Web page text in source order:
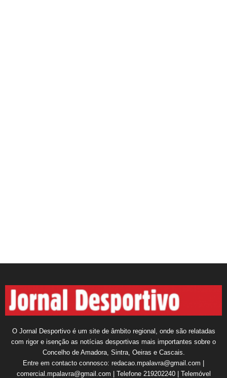
O Jornal Desportivo é um site de âmbito regional, onde são relatadas
com rigor e isenção as notícias desportivas mais importantes sobre o
Concelho de Amadora, Sintra, Oeiras e Cascais.
Entre em contacto connosco: redacao.mpalavra@gmail.com |
comercial.mpalavra@gmail.com | Telefone 219202240 | Telemóvel